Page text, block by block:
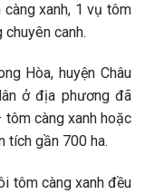
xanh, 1 vụ tôm
canh.
Hòa, huyện Châu
ở địa phương đã
càng xanh hoặc
tích gần 700 ha.
tôm càng xanh đều